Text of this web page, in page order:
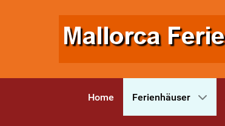
Home Ferienhäuser